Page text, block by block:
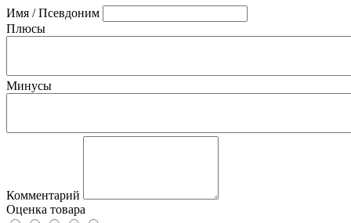
Имя / Псевдоним
Плюсы
Минусы
Комментарий
Оценка товара